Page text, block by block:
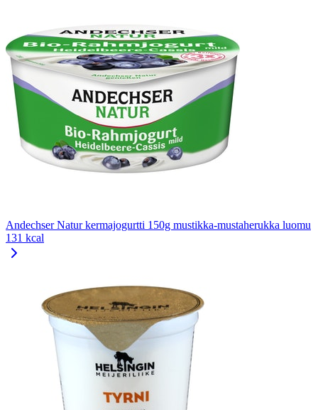
Andechser Natur kermajogurtti 150g mustikka-mustaherukka luomu
131 kcal